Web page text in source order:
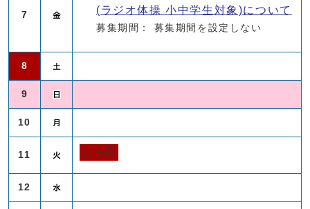
7
(ラジオ体操 小中学生対象)について
募集期間： 募集期間を設定しない
8
9
10
11 山の日
12